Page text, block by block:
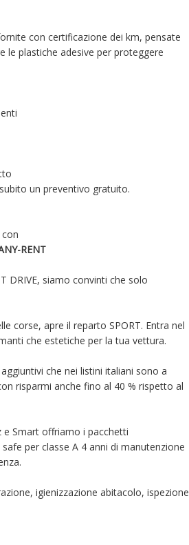
con certificazione dei km, pensate
le plastiche adesive per proteggere
un preventivo gratuito.
RENT
DRIVE, siamo convinti che solo
corse, apre il reparto SPORT. Entra nel
che estetiche per la tua vettura.
che nei listini italiani sono a
risparmi anche fino al 40 % rispetto al
e Smart offriamo i pacchetti
per classe A 4 anni di manutenzione
igienizzazione abitacolo, ispezione